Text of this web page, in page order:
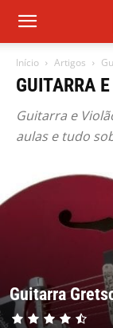
Início Artigos
GUITARRA
Guitarra e
aulas e tudo
Guitarra